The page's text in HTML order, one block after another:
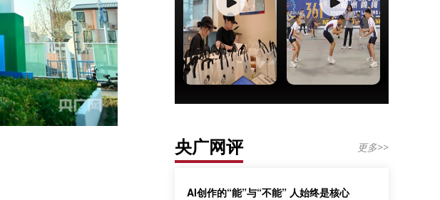
央广网评 更多>>
AI创作的“能”与“不能” 人始终是核心